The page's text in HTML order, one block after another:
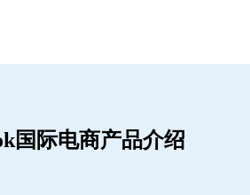
国际电商产品介绍